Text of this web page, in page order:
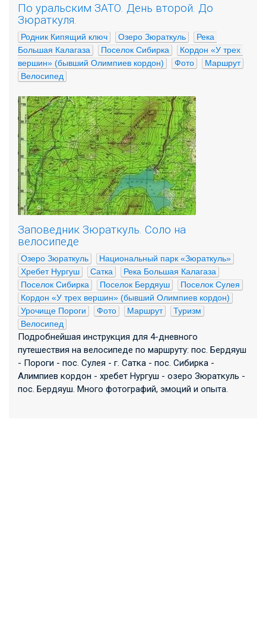
По уральским ЗАТО. День второй. До
Зюраткуля.
Родник Кипящий ключ Озеро Зюраткуль
Река
Большая Калагаза
Поселок Сибирка
Кордон «У трех
вершин» (бывший Олимпиев кордон)
Фото
Маршрут
Велосипед
Заповедник Зюраткуль. Соло на
велосипеде
Озеро Зюраткуль
Национальный парк «Зюраткуль»
Хребет Нургуш
Сатка
Река Большая Калагаза
Поселок Сибирка
Поселок Бердяуш
Поселок Сулея
Кордон «У трех вершин» (бывший Олимпиев кордон)
Урочище Пороги
Фото Маршрут
Туризм
Велосипед
Подробнейшая инструкция для 4-дневного
путешествия на велосипеде по маршруту: пос. Бердяуш
- Пороги - пос. Сулея - г. Сатка - пос. Сибирка -
Алимпиев кордон - хребет Нургуш - озеро Зюраткуль -
пос. Бердяуш. Много фотографий, эмоций и опыта.